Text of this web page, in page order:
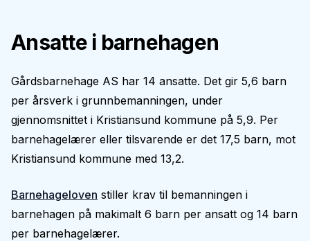
Ansatte i barnehagen
Gårdsbarnehage AS har 14 ansatte. Det gir 5,6 barn
per årsverk i grunnbemanningen, under
gjennomsnittet i Kristiansund kommune på 5,9. Per
barnehagelærer eller tilsvarende er det 17,5 barn, mot
Kristiansund kommune med 13,2.
Barnehageloven stiller krav til bemanningen i
barnehagen på makimalt 6 barn per ansatt og 14 barn
per barnehagelærer.